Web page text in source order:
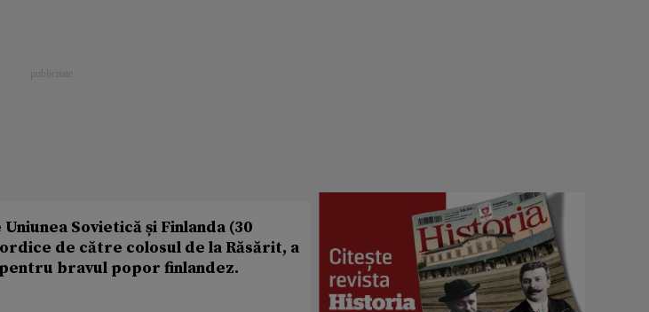
Sovietică și Finlanda (30
de către colosul de la Răsărit, a
bravul popor finlandez.